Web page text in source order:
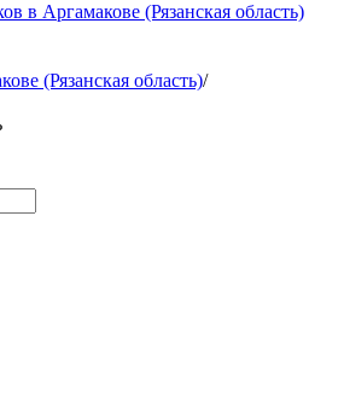
в Аргамакове (Рязанская область)
(Рязанская область)/